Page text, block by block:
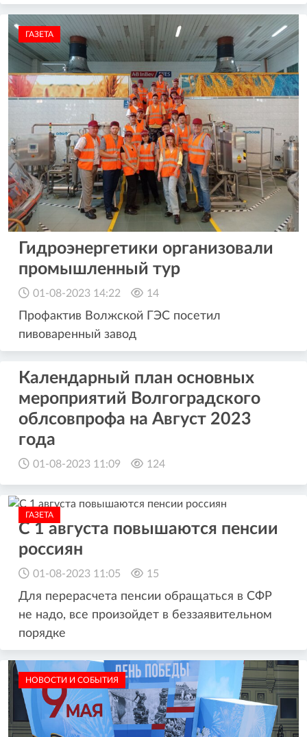
ГАЗЕТА
Гидроэнергетики организовали
промышленный тур
01-08-2023 14:22 14
Профактив Волжской ГЭС посетил
пивоваренный завод
Календарный план основных
мероприятий Волгоградского
облсовпрофа на Август 2023
года
01-08-2023 11:09 124
ГАЗЕТА
С 1 августа повышаются пенсии
россиян
01-08-2023 11:05 15
Для перерасчета пенсии обращаться в СФР
не надо, все произойдет в беззаявительном
порядке
НОВОСТИ И СОБЫТИЯ